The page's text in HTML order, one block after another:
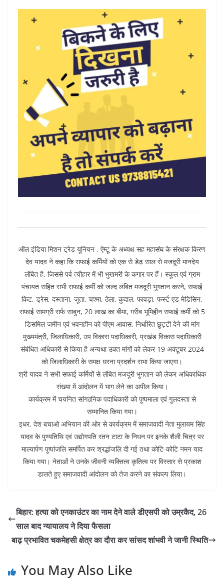
ऑल इंडिया मिशन ट्रेड यूनियन , ऐम्टू के अध्यक्ष सह महासंघ के संरक्षक किरण
देव यादव ने कहा कि सफाई कर्मियों को एक से डेढ़ साल से मजदूरी मानदेय
लंबित है, जिससे पर्व त्यौहार में भी भुखमरी के कगार पर हैं। स्कूल एवं ग्राम
पंचायत सहित सभी सफाई कर्मी को जल्द लंबित मजदूरी भुगतान करने, सफाई
किट, ड्रेस, दस्ताना, जूता, चश्मा, ठेला, कुदाल, फावड़ा, फर्स्ट एड मेडिसिन,
सफाई सामग्री सर्फ साबुन, 20 लाख का बीमा, गरीब भूमिहीन सफाई कर्मी को 5
डिसमिल जमीन एवं भवनहीन को पीएम आवास, निर्धारित छुट्टी देने की मांग
मुख्यमंत्री, जिलाधिकारी, उप विकास पदाधिकारी, प्रखंड विकास पदाधिकारी
संबंधित अधिकारी से किया है अन्यथा उक्त मांगों को लेकर 19 अक्टूबर 2024
को जिलाधिकारी के समक्ष धरना प्रदर्शन सभा किया जाएगा।
श्री यादव ने सभी सफाई कर्मियों से लंबित मजदूरी भुगतान को लेकर अधिकाधिक
संख्या में आंदोलन में भाग लेने का अपील किया।
कार्यक्रम में चयनित सांगठनिक पदाधिकारी को पुष्पमाला एवं गुलदस्ता से
सम्मानित किया गया।
इधर, देश बचाओ अभियान की ओर से कार्यक्रम में समाजवादी नेता मुलायम सिंह
यादव के पुण्यतिथि एवं उद्योगपति रतन टाटा के निधन पर इनके शैली चित्र पर
माल्यार्पण पुष्पांजलि समर्पित कर श्रद्धांजलि दी गई तथा कोटि-कोटि नमन याद
किया गया। नेताओं ने उनके जीवनी व्यक्तित्व कृतित्व पर विस्तार से प्रकाश
डालते हुए समाजवादी आंदोलन को तेज करने का संकल्प लिया।
बिहार: हत्या को एनकाउंटर का नाम देने वाले डीएसपी को उम्रकैद, 26
साल बाद न्यायालय ने दिया फैसला
बाढ़ प्रभावित चकमेहसी क्षेत्र का दौरा कर सांसद शांभवी ने जानी स्थिति
You May Also Like